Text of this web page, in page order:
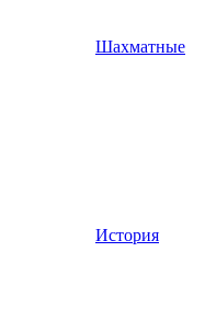
Шахматные
История